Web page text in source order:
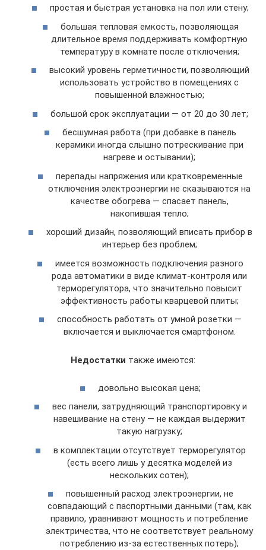
простая и быстрая установка на пол или стену;
большая тепловая емкость, позволяющая
длительное время поддерживать комфортную
температуру в комнате после отключения;
высокий уровень герметичности, позволяющий
использовать устройство в помещениях с
повышенной влажностью;
большой срок эксплуатации — от 20 до 30 лет;
бесшумная работа (при добавке в панель
керамики иногда слышно потрескивание при
нагреве и остывании);
перепады напряжения или кратковременные
отключения электроэнергии не сказываются на
качестве обогрева — спасает панель,
накопившая тепло;
хороший дизайн, позволяющий вписать прибор в
интерьер без проблем;
имеется возможность подключения разного
рода автоматики в виде климат-контроля или
терморегулятора, что значительно повысит
эффективность работы кварцевой плиты;
способность работать от умной розетки —
включается и выключается смартфоном.
Недостатки также имеются:
довольно высокая цена;
вес панели, затрудняющий транспортировку и
навешивание на стену — не каждая выдержит
такую нагрузку;
в комплектации отсутствует терморегулятор
(есть всего лишь у десятка моделей из
нескольких сотен);
повышенный расход электроэнергии, не
совпадающий с паспортными данными (там, как
правило, уравнивают мощность и потребление
электричества, что не соответствует реальному
потреблению из-за естественных потерь);